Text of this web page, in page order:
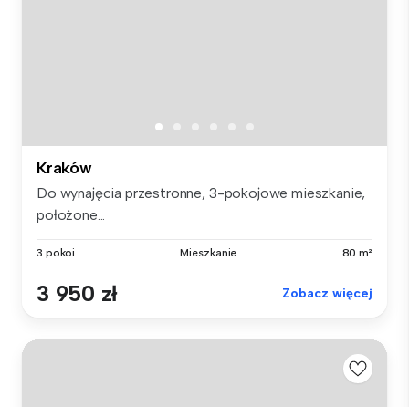
Kraków
Do wynajęcia przestronne, 3-pokojowe mieszkanie,
położone...
3 pokoi Mieszkanie 80 m²
3 950 zł Zobacz więcej